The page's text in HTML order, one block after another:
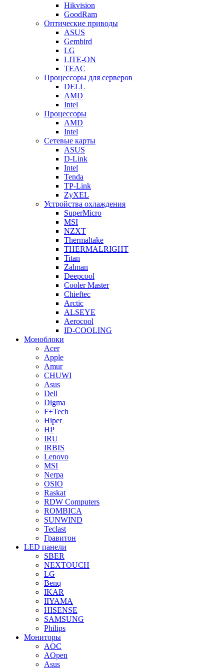
Hikvision
GoodRam
Оптические приводы
ASUS
Gembird
LG
LITE-ON
TEAC
Процессоры для серверов
DELL
AMD
Intel
Процессоры
AMD
Intel
Сетевые карты
ASUS
D-Link
Intel
Tenda
TP-Link
ZyXEL
Устройства охлаждения
SuperMicro
MSI
NZXT
Thermaltake
THERMALRIGHT
Titan
Zalman
Deepcool
Cooler Master
Chieftec
Arctic
ALSEYE
Aerocool
ID-COOLING
Моноблоки
Acer
Apple
Amur
CHUWI
Asus
Dell
Digma
F+Tech
Hiper
HP
IRU
IRBIS
Lenovo
MSI
Nerpa
OSIO
Raskat
RDW Computers
ROMBICA
SUNWIND
Teclast
Гравитон
LED панели
SBER
NEXTOUCH
LG
Benq
IKAR
IIYAMA
HISENSE
SAMSUNG
Philips
Мониторы
AOC
AOpen
Asus